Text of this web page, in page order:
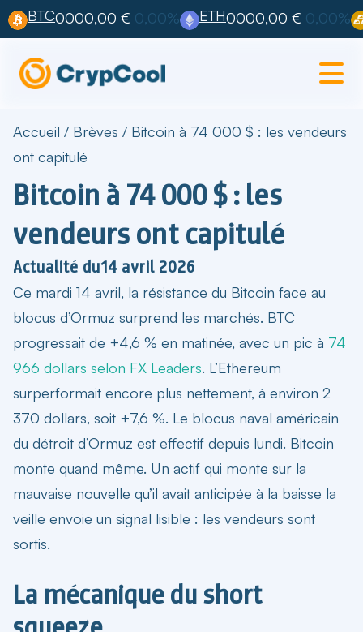
BTC0000,00 € 0,00% ETH0000,00 € 0,00%
Accueil / Brèves / Bitcoin à 74 000 $ : les vendeurs
ont capitulé
Bitcoin à 74 000 $ : les
vendeurs ont capitulé
Actualité du14 avril 2026
Ce mardi 14 avril, la résistance du Bitcoin face au
blocus d’Ormuz surprend les marchés. BTC
progressait de +4,6 % en matinée, avec un pic à 74
966 dollars selon FX Leaders. L’Ethereum
surperformait encore plus nettement, à environ 2
370 dollars, soit +7,6 %. Le blocus naval américain
du détroit d’Ormuz est effectif depuis lundi. Bitcoin
monte quand même. Un actif qui monte sur la
mauvaise nouvelle qu’il avait anticipée à la baisse la
veille envoie un signal lisible : les vendeurs sont
sortis.
La mécanique du short